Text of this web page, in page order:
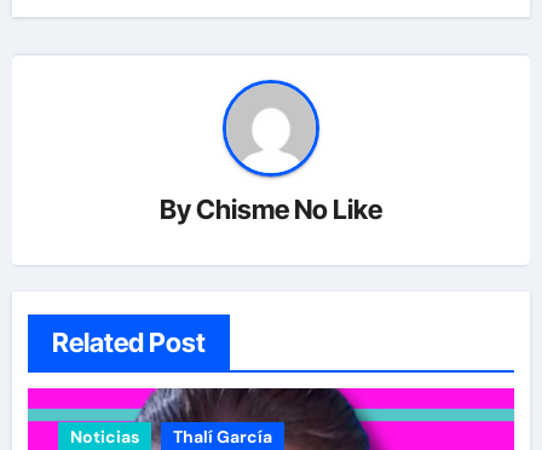
ByChisme No Like
Related Post
Noticias Thalí García